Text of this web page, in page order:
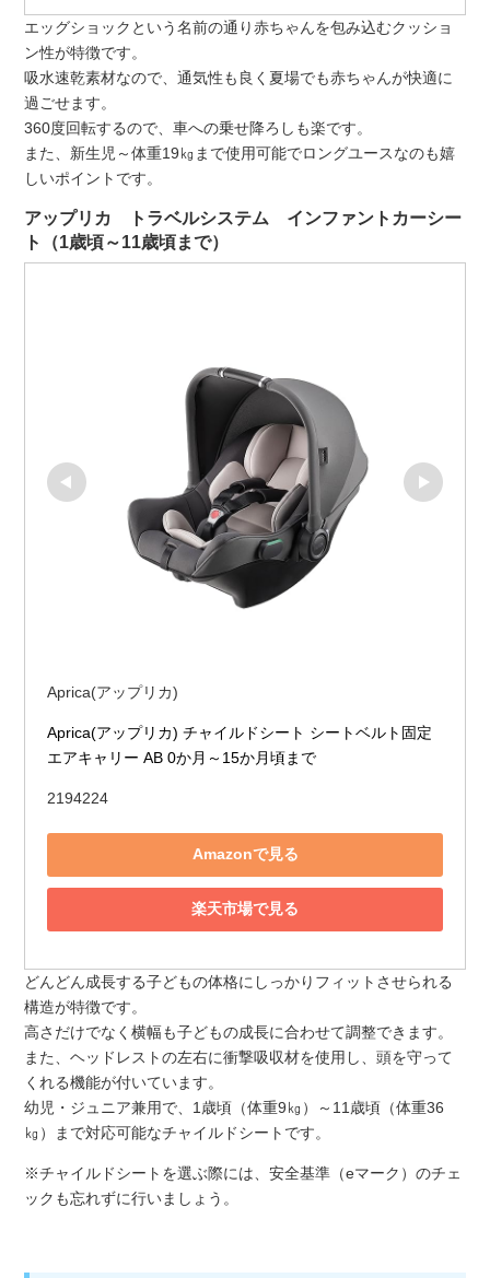
エッグショックという名前の通り赤ちゃんを包み込むクッショ
ン性が特徴です。
吸水速乾素材なので、通気性も良く夏場でも赤ちゃんが快適に
過ごせます。
360度回転するので、車への乗せ降ろしも楽です。
また、新生児～体重19㎏まで使用可能でロングユースなのも嬉
しいポイントです。
アップリカ トラベルシステム インファントカーシー
ト（1歳頃～11歳頃まで）
Aprica(アップリカ)
Aprica(アップリカ) チャイルドシート シートベルト固定
エアキャリー AB 0か月～15か月頃まで
2194224
Amazonで見る
楽天市場で見る
どんどん成長する子どもの体格にしっかりフィットさせられる
構造が特徴です。
高さだけでなく横幅も子どもの成長に合わせて調整できます。
また、ヘッドレストの左右に衝撃吸収材を使用し、頭を守って
くれる機能が付いています。
幼児・ジュニア兼用で、1歳頃（体重9㎏）～11歳頃（体重36
㎏）まで対応可能なチャイルドシートです。
※チャイルドシートを選ぶ際には、安全基準（eマーク）のチェ
ックも忘れずに行いましょう。